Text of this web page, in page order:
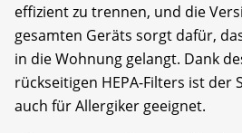
effizient zu trennen, und die
gesamten Geräts sorgt dafür,
in die Wohnung gelangt. Dank
rückseitigen HEPA-Filters ist der
auch für Allergiker geeignet.